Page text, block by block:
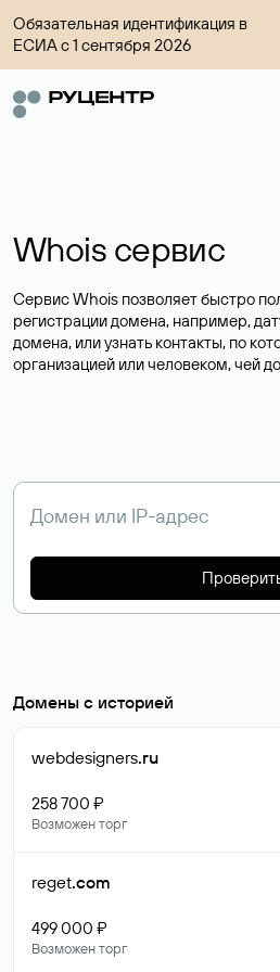
Обязательная идентификация в
ЕСИА с 1 сентября 2026
Whois сервис
Сервис Whois позволяет быстро
регистрации домена, например,
домена, или узнать контакты, по
организацией или человеком, чей
Домены с историей
webdesigners.ru
258 700 ₽
Возможен торг
reget.com
499 000 ₽
Возможен торг